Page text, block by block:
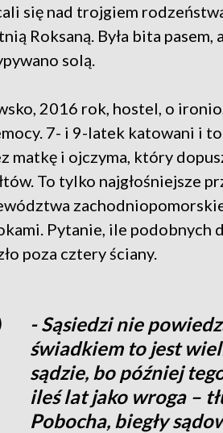
się nad trojgiem
Roksaną. Była bita pasem,
solą.
2016 rok, hostel, o
7- i 9-latek katowani i
matkę i ojczyma, który
To tylko najgłośniejsze
Pytanie, ile podobnych
poza cztery ściany.
- Sąsiedzi nie
świadkiem to jest
sądzie, bo później
ileś lat jako wroga –
Pobocha, biegły